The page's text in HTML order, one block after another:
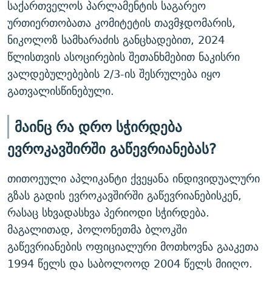
საქართველოს პარლამენტის საგარეო
ურთიერთობათა კომიტეტის თავმჯდომარის,
ნიკოლოზ სამხარაძის განცხადებით, 2024
წლისთვის ასოცირების შეთანხმებით ნაკისრი
ვალდებულებების 2/3-ის შესრულება იყო
გათვალისწინებული.
მაინც რა დრო სჭირდება
ევროკავშირში გაწევრიანებას?
თითოეული აპლიკანტი ქვეყანა ინდივიდუალური
გზას გადის ევროკავშირში გაწევრიანებისკენ,
რასაც სხვადასხვა პერიოდი სჭირდება.
მაგალითად, პოლონეთმა ბლოკში
გაწევრიანების ოფიციალური მოთხოვნა გააკეთა
1994 წელს და საბოლოოდ 2004 წელს მიიღო.